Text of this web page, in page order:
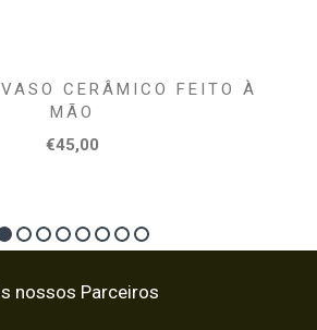
CERÂMICO FEITO À
MÃO
€45,00
nossos Parceiros